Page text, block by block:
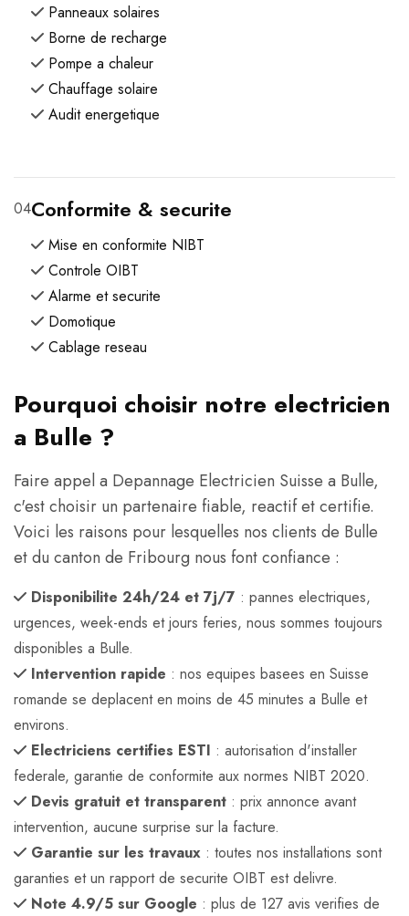
Panneaux solaires
Borne de recharge
Pompe a chaleur
Chauffage solaire
Audit energetique
04Conformite & securite
Mise en conformite NIBT
Controle OIBT
Alarme et securite
Domotique
Cablage reseau
Pourquoi choisir notre electricien
a Bulle ?
Faire appel a Depannage Electricien Suisse a Bulle,
c'est choisir un partenaire fiable, reactif et certifie.
Voici les raisons pour lesquelles nos clients de Bulle
et du canton de Fribourg nous font confiance :
Disponibilite 24h/24 et 7j/7 : pannes electriques,
urgences, week-ends et jours feries, nous sommes toujours
disponibles a Bulle.
Intervention rapide : nos equipes basees en Suisse
romande se deplacent en moins de 45 minutes a Bulle et
environs.
Electriciens certifies ESTI : autorisation d'installer
federale, garantie de conformite aux normes NIBT 2020.
Devis gratuit et transparent : prix annonce avant
intervention, aucune surprise sur la facture.
Garantie sur les travaux : toutes nos installations sont
garanties et un rapport de securite OIBT est delivre.
Note 4.9/5 sur Google : plus de 127 avis verifies de